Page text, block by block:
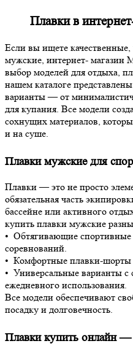
Плавки в
Если вы ищете
мужские, интернет- магазин
выбор моделей для отдыха,
нашем каталоге
варианты — от
для купания. Все модели
сохнущих материалов,
и на суше.
Плавки мужские для
Плавки — это не просто
обязательная часть
бассейне или активного
купить плавки мужские
• Обтягивающие спортивные
соревнований.
• Комфортные плавки-шорты
• Универсальные варианты с
ежедневного использования.
Все модели обеспечивают
посадку и долговечность.
Плавки купить онлайн